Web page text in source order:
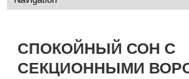
СПОКОЙНЫЙ СОН С
СЕКЦИОННЫМИ